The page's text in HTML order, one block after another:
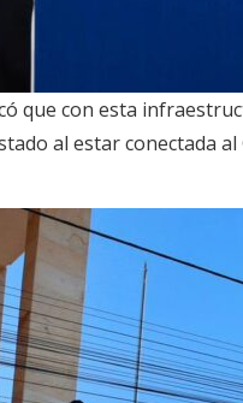
que con esta
al estar conectada al